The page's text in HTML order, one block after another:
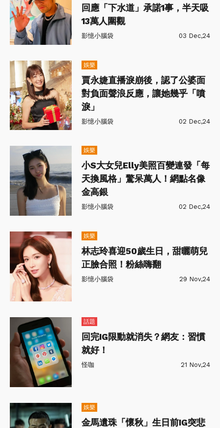
回應「下水道」承諾1事，半天吸
13萬人圍觀
影憶小腦袋 03 Dec,24
娛樂
賈永婕直播淚崩後，認了公婆面
對負面聲浪反應，讓她幾乎「噴
淚」
影憶小腦袋 02 Dec,24
娛樂
小S大女兒Elly美照百變連發「每
天換風格」驚呆萬人！網點名像
金高銀
影憶小腦袋 02 Dec,24
娛樂
林志玲喜迎50歲生日，甜曬萌兒
正臉合照！粉絲嗨翻
影憶小腦袋 29 Nov,24
話題
回完IG限動就消失？網友：習慣
就好！
怪咖 21 Nov,24
娛樂
金馬遺珠「懷秋」生日前IG突悲